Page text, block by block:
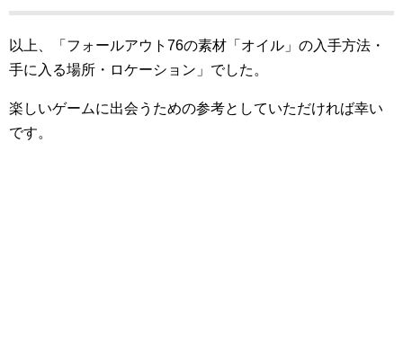
以上、「フォールアウト76の素材「オイル」の入手方法・
手に入る場所・ロケーション」でした。
楽しいゲームに出会うための参考としていただければ幸い
です。